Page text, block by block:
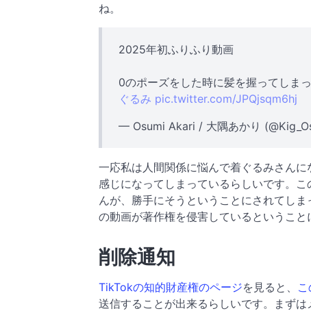
ね。
2025年初ふりふり動画
0のポーズをした時に髪を握ってしま
ぐるみ pic.twitter.com/JPQjsqm6hj
— Osumi Akari / 大隅あかり
一応私は人間関係に悩んで着ぐるみさん
感じになってしまっているらしいです。
んが、勝手にそうということにされてし
の動画が著作権を侵害しているというこ
削除通知
TikTokの知的財産権のページを見ると、
送信することが出来るらしいです。まず